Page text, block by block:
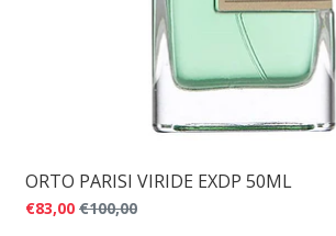
ORTO PARISI VIRIDE EXDP 50ML
€83,00 €100,00